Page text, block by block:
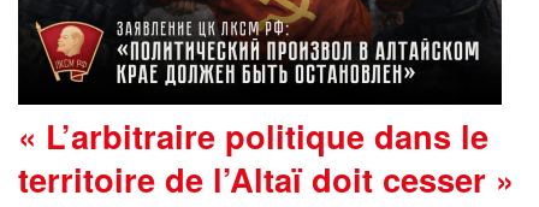
« L’arbitraire politique dans le
territoire de l’Altaï doit cesser »